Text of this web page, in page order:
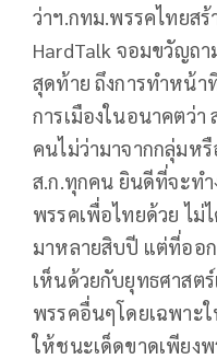
ว่าฯ.กทม.พรรคไทยสร้
HardTalk จอมขวัญถา
สุดท้าย ถึงการทำหน้า
การเมืองในอนาคตว่า
คนไม่ว่ามาจากกลุ่มห
ส.ก.ทุกคน ยินดีที่จะทำ
พรรคเพื่อไทยด้วย ไม่
มาหลายสิบปี แต่ที่ออ
เห็นด้วยกับยุทธศาสต
พรรคอื่นๆโดยเฉพาะ
ให้ชนะเด็ดขาดเพียง